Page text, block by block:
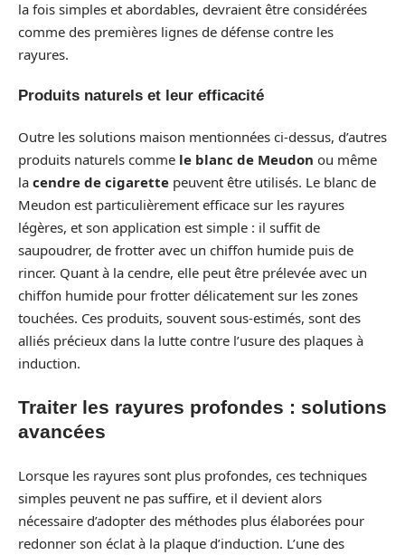
la fois simples et abordables, devraient être considérées
comme des premières lignes de défense contre les
rayures.
Produits naturels et leur efficacité
Outre les solutions maison mentionnées ci-dessus, d’autres
produits naturels comme le blanc de Meudon ou même
la cendre de cigarette peuvent être utilisés. Le blanc de
Meudon est particulièrement efficace sur les rayures
légères, et son application est simple : il suffit de
saupoudrer, de frotter avec un chiffon humide puis de
rincer. Quant à la cendre, elle peut être prélevée avec un
chiffon humide pour frotter délicatement sur les zones
touchées. Ces produits, souvent sous-estimés, sont des
alliés précieux dans la lutte contre l’usure des plaques à
induction.
Traiter les rayures profondes : solutions
avancées
Lorsque les rayures sont plus profondes, ces techniques
simples peuvent ne pas suffire, et il devient alors
nécessaire d’adopter des méthodes plus élaborées pour
redonner son éclat à la plaque d’induction. L’une des